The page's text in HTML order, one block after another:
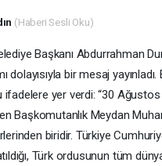
(Haberi Sesli Oku)
Başkanı Abdurrahman
dolayısıyla bir mesaj
ifadelere yer verdi: “30 Ağustos
Başkomutanlık Meydan
biridir. Türkiye
Türk ordusunun tüm